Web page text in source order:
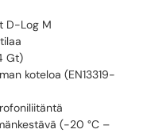
D-Log M
Gt)
koteloa (EN13319-
(-20 °C –